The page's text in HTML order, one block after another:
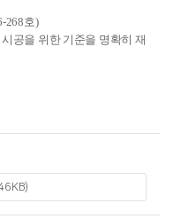
268호)
공을 위한 기준을 명확히 재